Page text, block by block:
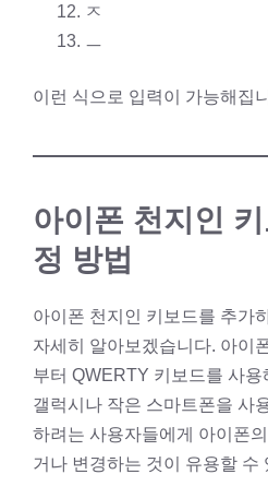
ㅈ
ㅡ
이런 식으로 입력이 가능해집
아이폰 천지인
정 방법
아이폰 천지인 키보드를 추가
자세히 알아보겠습니다. 아이
부터 QWERTY 키보드를 사
갤럭시나 작은 스마트폰을 사
하려는 사용자들에게 아이폰
거나 변경하는 것이 유용할 수